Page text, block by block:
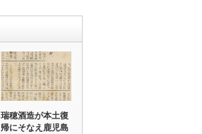
瑞穂酒造が本土復
帰にそなえ鹿児島